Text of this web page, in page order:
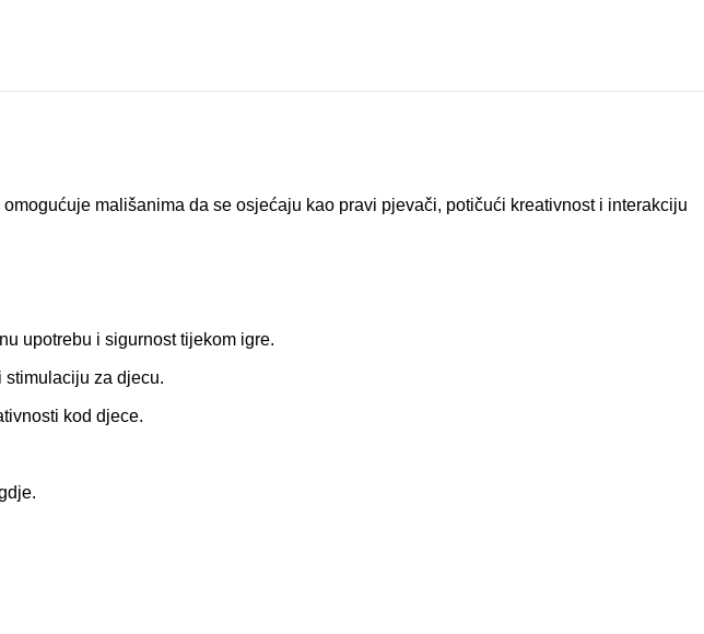
omogućuje mališanima da se osjećaju kao pravi pjevači, potičući kreativnost i interakciju
upotrebu i sigurnost tijekom igre.
stimulaciju za djecu.
kod djece.